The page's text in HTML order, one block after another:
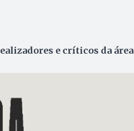
e críticos da área